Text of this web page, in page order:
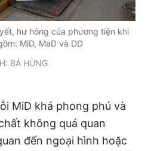
hư hỏng của phương tiện khi
MiD, MaD và DD
BÁ HÙNG
MiD khá phong phú và
không quá quan
đến ngoại hình hoặc